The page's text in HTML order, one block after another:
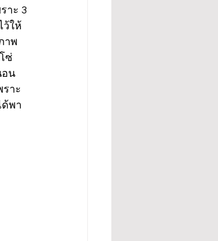
าะ 3
ว้ให้
าพ
ซ่
อน
าะ
ด้พา